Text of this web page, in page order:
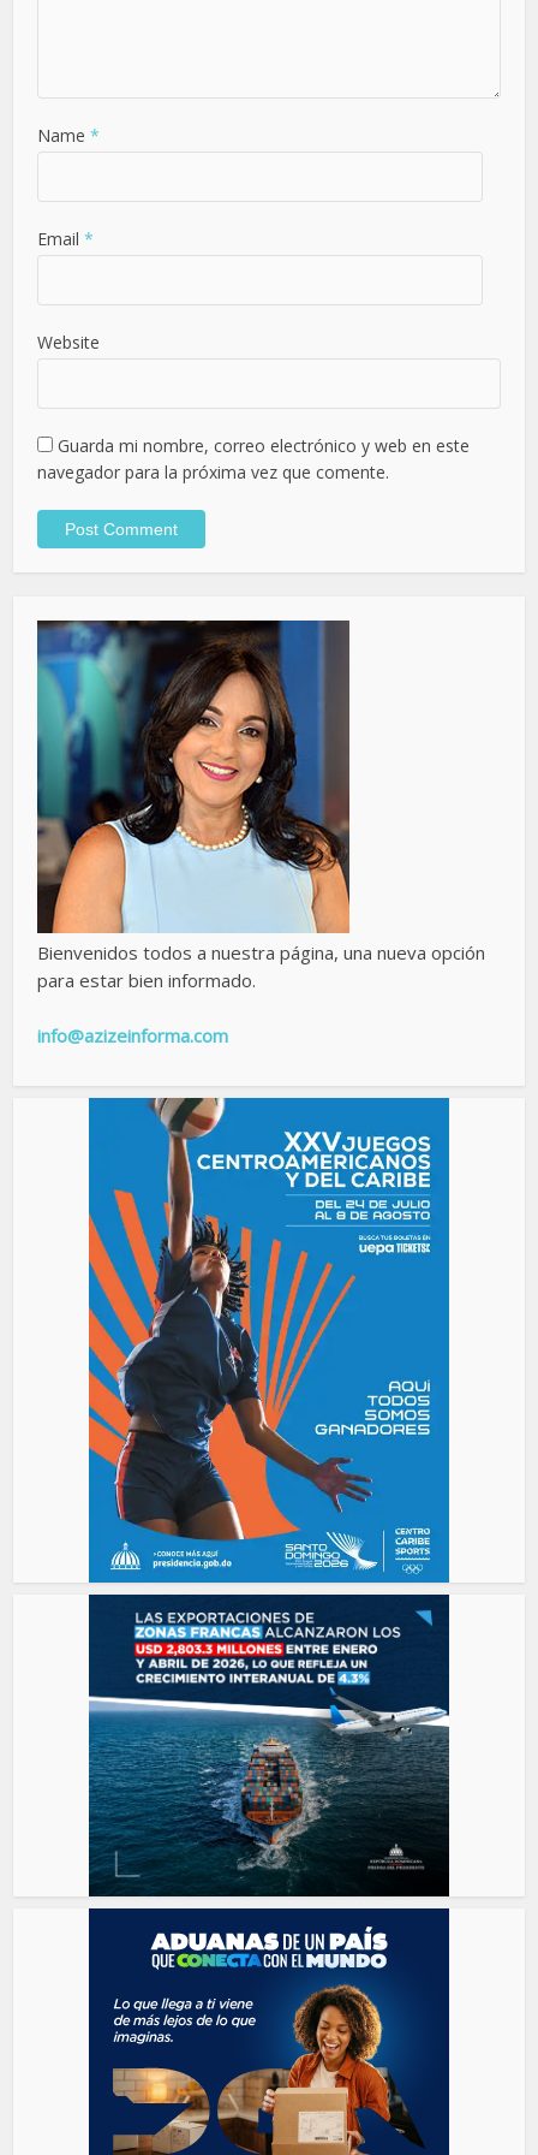
Name *
Email *
Website
Guarda mi nombre, correo electrónico y web en este
navegador para la próxima vez que comente.
Bienvenidos todos a nuestra página, una nueva opción
para estar bien informado.
info@azizeinforma.com